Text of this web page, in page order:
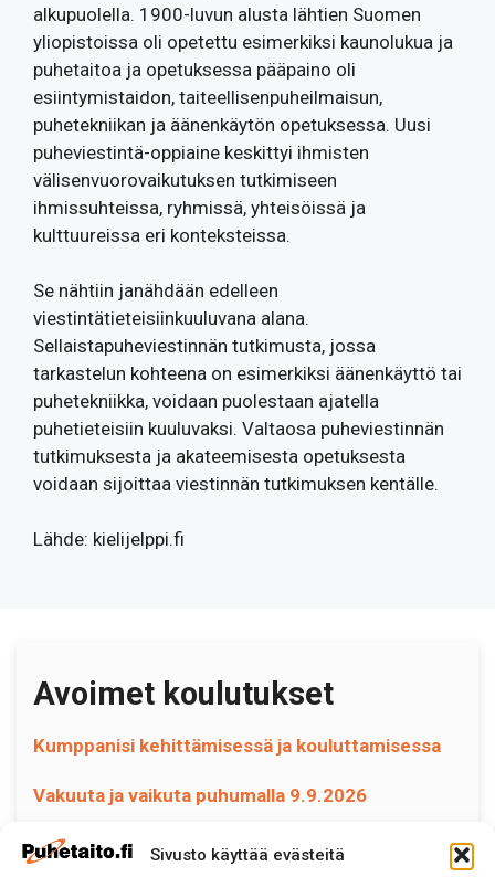
Sivusto käyttää evästeitä
alkupuolella. 1900-luvun alusta lähtien Suomen
yliopistoissa oli opetettu esimerkiksi kaunolukua ja
puhetaitoa ja opetuksessa pääpaino oli
esiintymistaidon, taiteellisenpuheilmaisun,
puhetekniikan ja äänenkäytön opetuksessa. Uusi
puheviestintä-oppiaine keskittyi ihmisten
välisenvuorovaikutuksen tutkimiseen
ihmissuhteissa, ryhmissä, yhteisöissä ja
kulttuureissa eri konteksteissa.
Se nähtiin janähdään edelleen
viestintätieteisiinkuuluvana alana.
Sellaistapuheviestinnän tutkimusta, jossa
tarkastelun kohteena on esimerkiksi äänenkäyttö tai
puhetekniikka, voidaan puolestaan ajatella
puhetieteisiin kuuluvaksi. Valtaosa puheviestinnän
tutkimuksesta ja akateemisesta opetuksesta
voidaan sijoittaa viestinnän tutkimuksen kentälle.
Lähde: kielijelppi.fi
Avoimet koulutukset
Kumppanisi kehittämisessä ja kouluttamisessa
Vakuuta ja vaikuta puhumalla 9.9.2026